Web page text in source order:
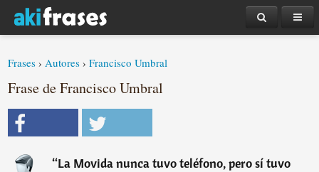
Frases ›Autores ›Francisco Umbral
Frase de Francisco Umbral
“La Movida nunca tuvo teléfono, pero sí tuvo